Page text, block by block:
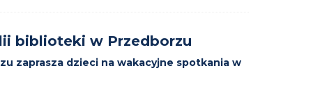
biblioteki w Przedborzu
zaprasza dzieci na wakacyjne spotkania w